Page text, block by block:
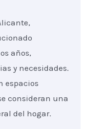
años,
y necesidades.
espacios
consideran una
del hogar.